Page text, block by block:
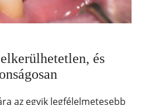
és
az egyik legfélelmetesebb